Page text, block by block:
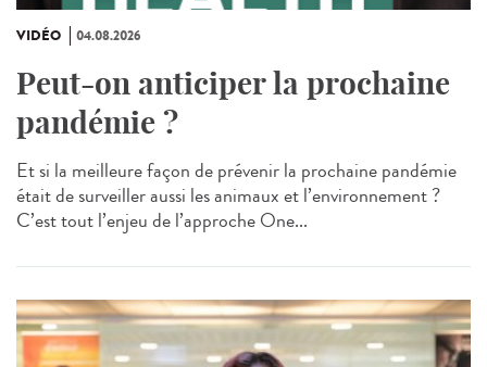
VIDÉO 04.08.2026
Peut-on anticiper la prochaine
pandémie ?
Et si la meilleure façon de prévenir la prochaine pandémie
était de surveiller aussi les animaux et l’environnement ?
C’est tout l’enjeu de l’approche One...